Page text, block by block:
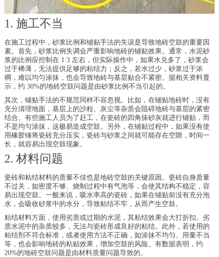
1. 施工不当
在施工过程中，砂浆比例和铺贴手法的失误是导致地砖空鼓的重要因
素。首先，砂浆比例失调会严重影响地砖的铺贴效果。通常，水泥砂
浆的比例应控制在 1:3 左右，但实际操作中，如果水兑多了，砂浆会
过于稀薄，无法提供足够的粘结力；反之，若水过少，砂浆过于浓
稠，难以均匀涂抹，也会导致地砖与基层贴合不紧密。据相关资料显
示，约 30%的地砖空鼓问题是由砂浆比例不当引起的。
其次，铺贴手法的不规范同样不容忽视。比如，在铺贴地砖时，没有
充分清理地面，基层上的沙粒、灰尘等杂质会阻碍地砖与基层的紧密
结合。有些施工人员为了赶工，在瓷砖的四角抹砂灰就进行铺贴，而
不是均匀涂抹，这极易造成空鼓。另外，在铺贴过程中，如果没有使
用橡胶锤将瓷砖充分压实，瓷砖与砂浆之间就可能存在空隙，时间一
长，就容易出现空鼓现象。
2. 材料问题
瓷砖和粘结材料的质量不佳也是地砖空鼓的关键原因。瓷砖自身质量
不过关，如密度不够、烧制过程中有气泡等，会使其结构不稳定，容
易出现空鼓。一般来说，吸水率高的瓷砖，如果在铺贴前没有充分泡
水，会吸收砂浆中的水分，导致粘结不牢，从而产生空鼓。
粘结材料方面，使用劣质或过期的水泥，其粘结效果会大打折扣。劣
质水泥中的杂质较多，无法与瓷砖形成良好的粘结。此外，若使用的
粘结剂不符合标准，或者使用方法不正确，如涂抹不均匀、用量不当
等，也会影响地砖的粘贴效果，增加空鼓的风险。有数据表明，约
20%的地砖空鼓问题是由材料质量问题导致的。